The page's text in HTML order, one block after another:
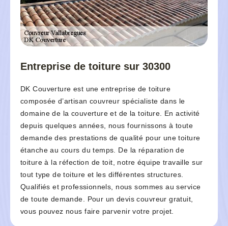
Entreprise de toiture sur 30300
DK Couverture est une entreprise de toiture
composée d’artisan couvreur spécialiste dans le
domaine de la couverture et de la toiture. En activité
depuis quelques années, nous fournissons à toute
demande des prestations de qualité pour une toiture
étanche au cours du temps. De la réparation de
toiture à la réfection de toit, notre équipe travaille sur
tout type de toiture et les différentes structures.
Qualifiés et professionnels, nous sommes au service
de toute demande. Pour un devis couvreur gratuit,
vous pouvez nous faire parvenir votre projet.